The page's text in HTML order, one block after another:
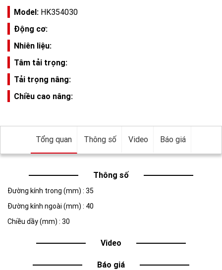
Model: HK354030
Động cơ:
Nhiên liệu:
Tâm tải trọng:
Tải trọng nâng:
Chiều cao nâng:
Tổng quan Thông số Video Báo giá
Thông số
Đường kính trong (mm) : 35
Đường kính ngoài (mm) : 40
Chiều dầy (mm) : 30
Video
Báo giá